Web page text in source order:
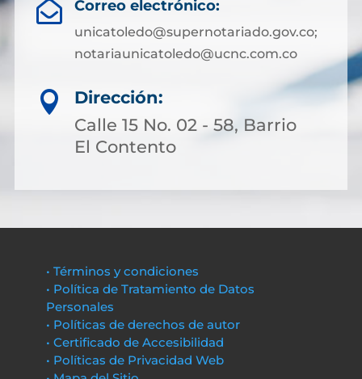
 Correo electrónico:
unicatoledo@supernotariado.gov.co;
notariaunicatoledo@ucnc.com.co

Dirección:
Calle 15 No. 02 - 58, Barrio
El Contento
• Términos y condiciones
• Política de Tratamiento de Datos
Personales
• Políticas de derechos de autor
• Certificado de Accesibilidad
• Políticas de Privacidad Web